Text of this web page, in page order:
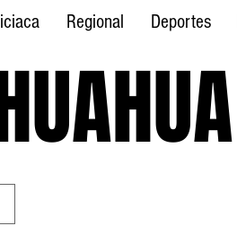
Regional Deportes